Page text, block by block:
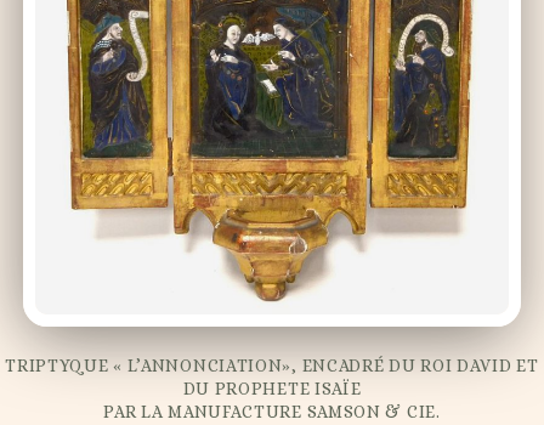
TRIPTYQUE « L’ANNONCIATION», ENCADRÉ DU ROI DAVID ET
DU PROPHETE ISAÏE
PAR LA MANUFACTURE SAMSON & CIE.